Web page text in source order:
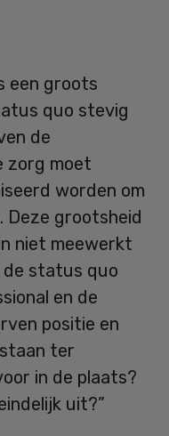
een groots
quo stevig
de
zorg moet
worden om
Deze grootsheid
niet meewerkt
de status quo
en de
positie en
ter
in de plaats?
uit?”